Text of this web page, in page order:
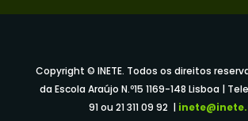
Copyright © INETE. Todos os direitos
da Escola Araújo N.º15 1169-148 Lisboa |
91 ou 21 311 09 92 |